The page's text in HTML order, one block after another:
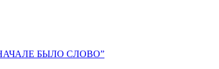
БЫЛО СЛОВО”